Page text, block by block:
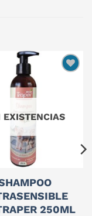
EXISTENCIAS
250ML